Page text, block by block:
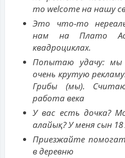
то welcome на нашу
Это что-то
нам на Плато
квадроциклах.
Попытаю удачу:
очень крутую
Грибы (мы).
работа века
У вас есть дочка?
алайық? У меня сын
Приезжайте
в деревню